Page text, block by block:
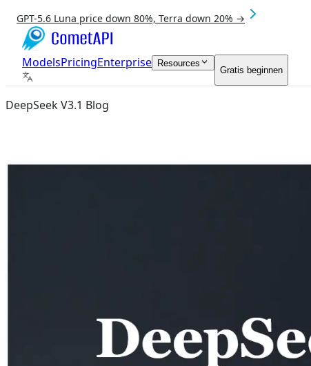
GPT-5.6 Luna price down 80%, Terra down 20% →
ModelsPricingEnterprise Resources
Gratis beginnen
DeepSeek V3.1 Blog